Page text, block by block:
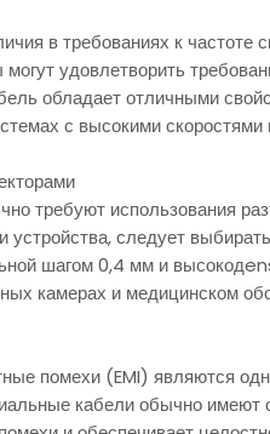
в требованиях к частоте
удовлетворить
обладает отличными
с высокими
требуют использования
устройства, следует
шагом 0,4 мм и
камерах и медицинском
помехи (EMI) являются
кабели обычно